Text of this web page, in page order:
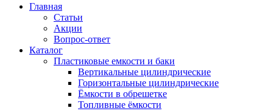
Главная
Статьи
Акции
Вопрос-ответ
Каталог
Пластиковые емкости и баки
Вертикальные цилиндрические
Горизонтальные цилиндрические
Ёмкости в обрешетке
Топливные ёмкости